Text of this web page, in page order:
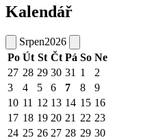
Kalendář
Srpen2026
Po Út St Čt Pá So Ne
27 28 29 30 31 1
2
3
4 5 6 7 8
9
10 11 12 13 14 15 16
17 18 19 20 21 22 23
24 25 26 27 28 29 30